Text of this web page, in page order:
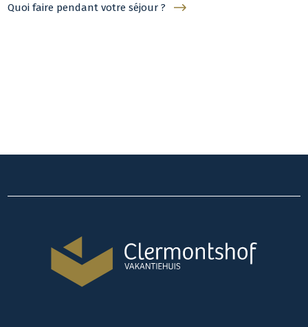
Quoi faire pendant votre séjour ?